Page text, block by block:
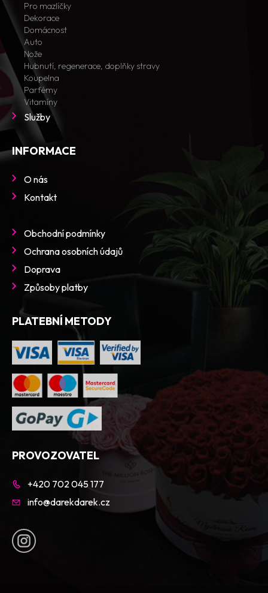
Pro mazlíčky
Dekorace
Domácnost
Auto
Nože
Hubnutí, regenerace, doplňky stravy
Koupelna
Parfémy
Vitamíny
Služby
INFORMACE
O nás
Kontakt
Obchodní podmínky
Ochrana osobních údajů
Doprava
Způsoby platby
PLATEBNÍ METODY
PROVOZOVATEL
+420 702 045 177
info@darekdarek.cz